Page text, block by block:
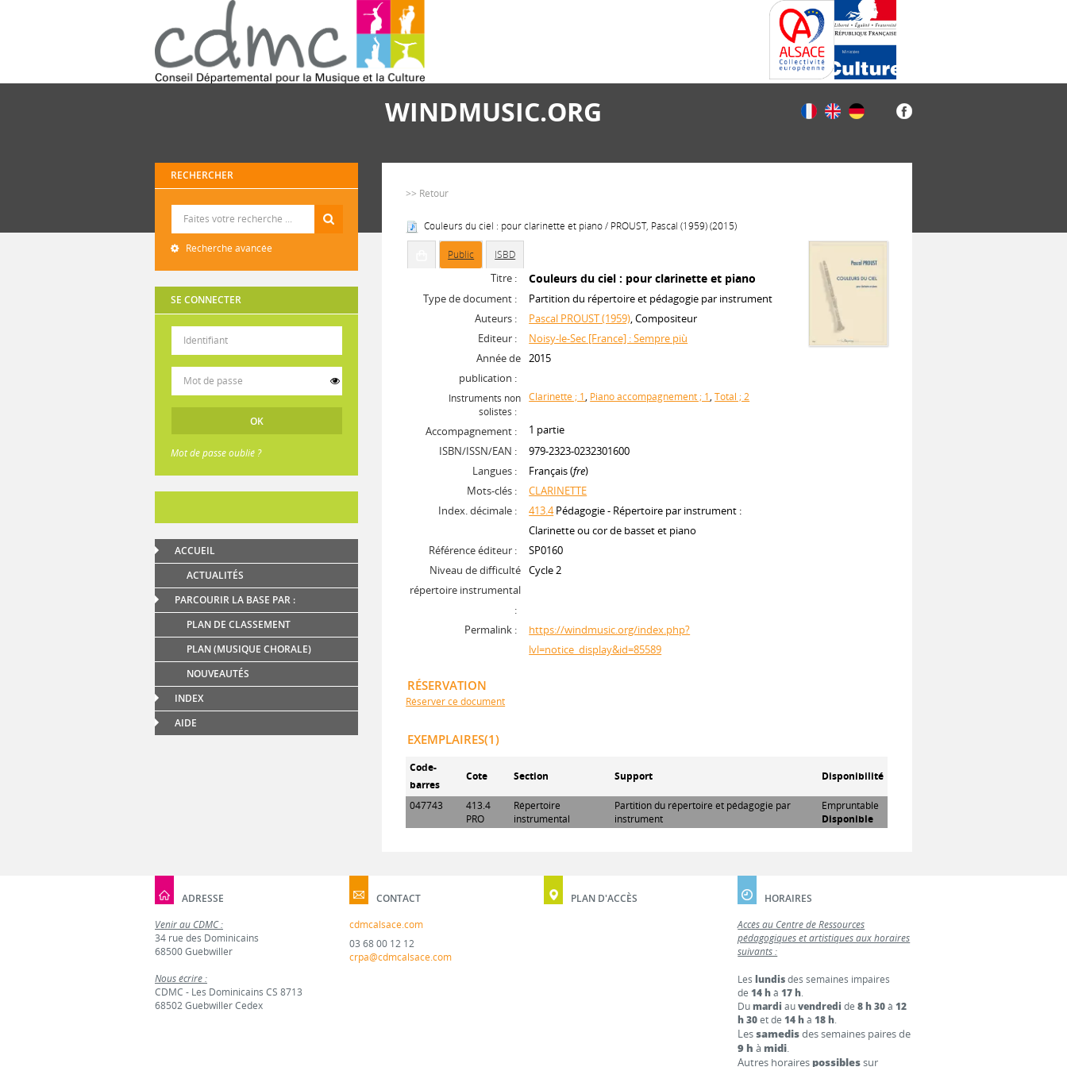
WINDMUSIC.ORG
RECHERCHER
Recherche avancée
SE CONNECTER
Mot de passe oublié ?
ACCUEIL
ACTUALITÉS
PARCOURIR LA BASE PAR :
PLAN DE CLASSEMENT
PLAN (MUSIQUE CHORALE)
NOUVEAUTÉS
INDEX
AIDE
>> Retour
Couleurs du ciel : pour clarinette et piano / PROUST, Pascal (1959) (2015)
Public ISBD
Titre : Couleurs du ciel : pour clarinette et piano
Type de document :
Partition du répertoire et pédagogie par instrument
Auteurs :
Pascal PROUST (1959), Compositeur
Editeur :
Noisy-le-Sec [France] : Sempre più
Année de
publication :
2015
Instruments non
solistes :
Clarinette ; 1, Piano accompagnement ; 1,Total ; 2
Accompagnement :
1 partie
ISBN/ISSN/EAN :
979-2323-0232301600
Langues :
Français (fre)
Mots-clés :
CLARINETTE
Index. décimale :
413.4 Pédagogie - Répertoire par instrument :
Clarinette ou cor de basset et piano
Référence éditeur :
SP0160
Niveau de difficulté
répertoire instrumental
:
Cycle 2
Permalink :
https://windmusic.org/index.php?
lvl=notice_display&id=85589
RÉSERVATION
Réserver ce document
EXEMPLAIRES(1)
Code-
barres
Cote Section Support Disponibilité
047743
413.4
PRO
Répertoire
instrumental
Partition du répertoire et pédagogie par
instrument
Empruntable
Disponible
ADRESSE
Venir au CDMC :
34 rue des Dominicains
68500 Guebwiller
Nous écrire :
CDMC - Les Dominicains CS 8713
68502 Guebwiller Cedex
CONTACT
cdmcalsace.com
03 68 00 12 12
crpa@cdmcalsace.com
PLAN D'ACCÈS
HORAIRES
Accès au Centre de Ressources
pédagogiques et artistiques aux horaires
suivants :
Leslundisdes semaines impaires
de14 hà17 h.
Dumardi auvendredi de8 h 30à12
h 30et de14 hà18 h.
Lessamedisdes semaines paires de
9 h à midi.
Autres horaires possiblessur